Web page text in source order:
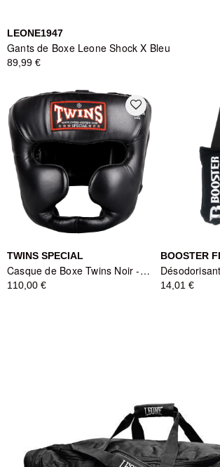
LEONE1947
Gants de Boxe Leone Shock X Bleu
89,99 €
favorite_border
TWINS SPECIAL
Casque de Boxe Twins Noir - Protection Renforcée
110,00 €
BOOSTER
14,01 €